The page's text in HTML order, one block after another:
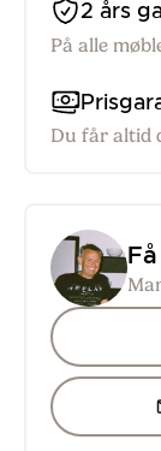
2 års
På alle
Du får altid